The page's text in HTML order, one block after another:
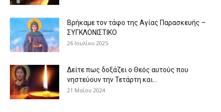
Βρήκαμε τον τάφο της Αγίας Παρασκευής –
ΣΥΓΚΛΟΝΙΣΤΙΚΟ
26 Ιουλίου 2025
Δείτε πως δοξάζει ο Θεός αυτούς που
νηστεύουν την Τετάρτη και...
21 Μαΐου 2024